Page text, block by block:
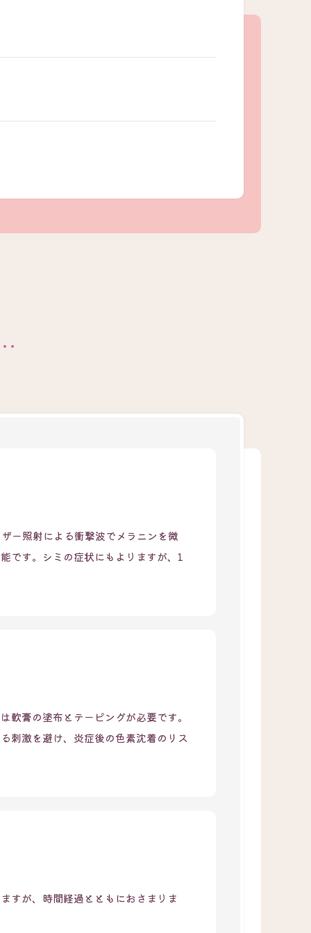
ー照射による衝撃波でメラニンを微
です。シミの症状にもよりますが、1
膏の塗布とテーピングが必要です。
刺激を避け、炎症後の色素沈着のリス
すが、時間経過とともにおさまりま